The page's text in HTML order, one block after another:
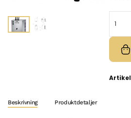
Beskrivning Produktdetaljer